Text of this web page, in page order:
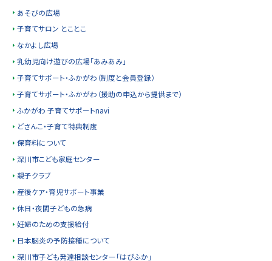
あそびの広場
子育てサロン とことこ
なかよし広場
乳幼児向け遊びの広場「あみあみ」
子育てサポート・ふかがわ（制度と会員登録）
子育てサポート・ふかがわ（援助の申込から提供まで）
ふかがわ 子育てサポートnavi
どさんこ・子育て特典制度
保育料について
深川市こども家庭センター
親子クラブ
産後ケア・育児サポート事業
休日・夜間子どもの急病
妊婦のための支援給付
日本脳炎の予防接種について
深川市子ども発達相談センター「はぴふか」